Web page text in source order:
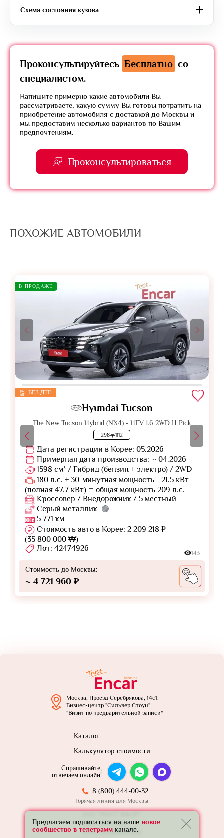
Схема состояния кузова
Проконсультируйтесь Бесплатно со
специалистом.
Напишите примерно какие автомобили Вы
рассматриваете, какую сумму Вы готовы потратить на
приобретение автомобиля с доставкой до Москвы и
мы предоставим несколько вариантов по Вашим
предпочтениям.
Проконсультироваться
ПОХОЖИЕ АВТОМОБИЛИ
В ПРОДАЖЕ
БЕЗ ДТП
Hyundai Tucson
The New Tucson Hybrid (NX4) - HEV 1.6 2WD H Pick
298두1112
Дата регистрации в Корее: 05.2026
Примерная дата производства: ~ 04.2026
1598 см³ / Гибрид (бензин + электро) / 2WD
180 л.с. + 30-минутная мощность - 21.5 кВт
(полная 47.7 кВт) = общая мощность 209 л.с.
Кроссовер / Внедорожник / 5 местный
Серый металлик
5 771 км
Стоимость авто в Корее: 2 209 218 ₽
(35 800 000 ₩)
Лот: 42474926
143
Стоимость до Москвы:
~ 4 721 960 ₽
Москва, Проезд Серебрякова, 14с1.
Бизнес-центр "Сильвер Стоун"
"Визит по предварительной записи"
Каталог
Калькулятор стоимости
Спрашивайте,
отвечаем онлайн!
8 (800) 444-00-32
Горячая линия для Москвы
ИНН: 7801739565
ОГРН: 1257800005924
Предлагаем подписаться на наше новое
сообщество в телеграмм канале.